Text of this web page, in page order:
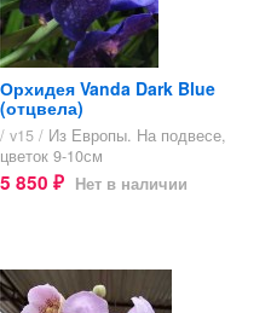
Орхидея Vanda Dark Blue
(отцвела)
/ v15 / Из Европы. На подвесе,
цветок 9-10см
5 850 ₽ Нет в наличии